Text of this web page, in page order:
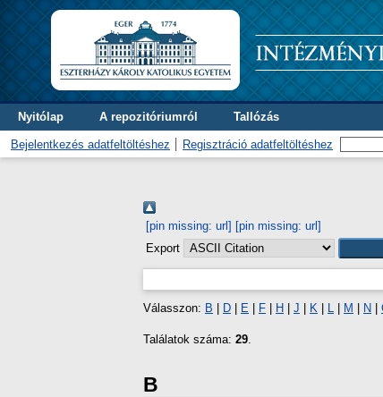
Nyitólap A repozitóriumról Tallózás
Bejelentkezés adatfeltöltéshez Regisztráció adatfeltöltéshez
[pin missing: url] [pin missing: url]
Export
Válasszon: B D E F H J K L M N
Találatok száma: 29.
B